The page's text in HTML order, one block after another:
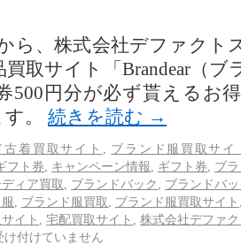
ら、株式会社デファクト
取サイト「Brandear（ブ
500円分が必ず貰えるお
。 続きを読む →
古着買取サイト
ブランド服買取サイ
フト券 キャンペーン情報 ギフト券
ブ
ィア買取 ブランドバック
ブランドバ
ブランド服買取 ブランド服買取サイト
イト 宅配買取サイト
株式会社デファ
け付けていません